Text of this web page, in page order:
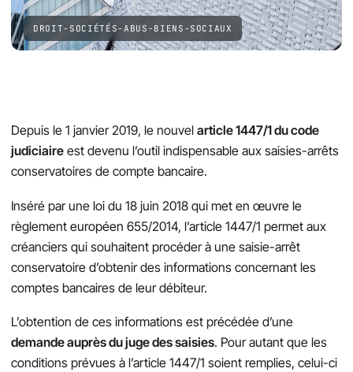
DROIT-SOCIÉTÉS-ABUS-BIENS-SOCIAUX
Depuis le 1 janvier 2019, le nouvel article 1447/1 du code
judiciaire est devenu l’outil indispensable aux saisies-arrêts
conservatoires de compte bancaire.
Inséré par une loi du 18 juin 2018 qui met en œuvre le
règlement européen 655/2014, l’article 1447/1 permet aux
créanciers qui souhaitent procéder à une saisie-arrêt
conservatoire d’obtenir des informations concernant les
comptes bancaires de leur débiteur.
L’obtention de ces informations est précédée d’une
demande auprès du juge des saisies. Pour autant que les
conditions prévues à l’article 1447/1 soient remplies, celui-ci